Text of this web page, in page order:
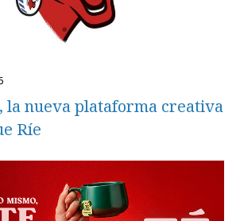
la nueva plataforma creativa
Ríe